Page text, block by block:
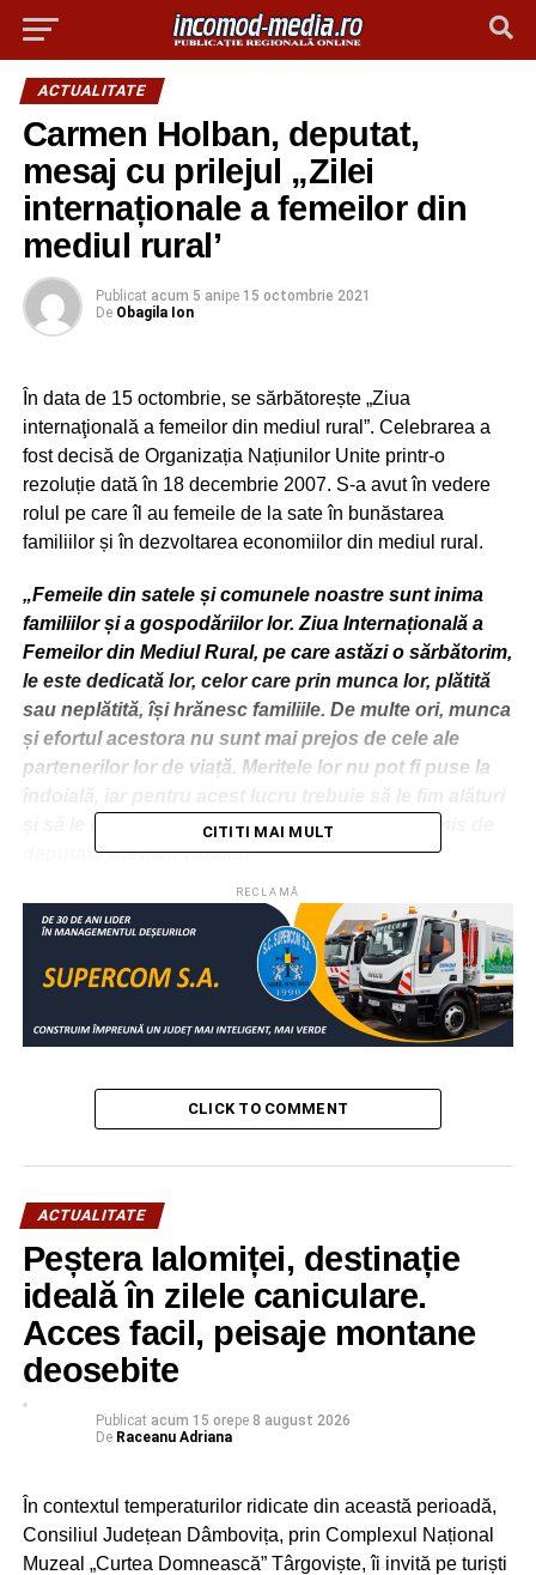
ACTUALITATE
Carmen Holban, deputat,
mesaj cu prilejul „Zilei
internaționale a femeilor din
mediul rural’
Publicat acum 5 anipe 15 octombrie 2021
De Obagila Ion
În data de 15 octombrie, se sărbătorește „Ziua
internaţională a femeilor din mediul rural”. Celebrarea a
fost decisă de Organizația Națiunilor Unite printr-o
rezoluție dată în 18 decembrie 2007. S-a avut în vedere
rolul pe care îl au femeile de la sate în bunăstarea
familiilor și în dezvoltarea economiilor din mediul rural.
„Femeile din satele și comunele noastre sunt inima
familiilor și a gospodăriilor lor. Ziua Internațională a
Femeilor din Mediul Rural, pe care astăzi o sărbătorim,
le este dedicată lor, celor care prin munca lor, plătită
sau neplătită, își hrănesc familiile. De multe ori, munca
și efortul acestora nu sunt mai prejos de cele ale
partenerilor lor de viață. Meritele lor nu pot fi puse la
și să le mulțumim, zi de zi”, este mesajul transmis de
deputata Carmen Holban.
RELATIONATE:
CARMEN HOLBAN
DÂMBOVIŢA
FEMEI MESAJ RURAL SAT
URMATOAREA
Municipiul Târgoviște, foarte aproape de pragul
pentru noi restricții
CJ Dâmbovița a propus spre finanțare prin
Programul Național „Anghel Saligny” 47 de km de
CITITI MAI MULT
RECLAMĂ
CLICK TO COMMENT
ACTUALITATE
Peștera Ialomiței, destinație
ideală în zilele caniculare.
Acces facil, peisaje montane
deosebite
Publicat acum 15 orepe 8 august 2026
De Raceanu Adriana
În contextul temperaturilor ridicate din această perioadă,
Consiliul Județean Dâmbovița, prin Complexul Național
Muzeal „Curtea Domnească” Târgoviște, îi invită pe turiști